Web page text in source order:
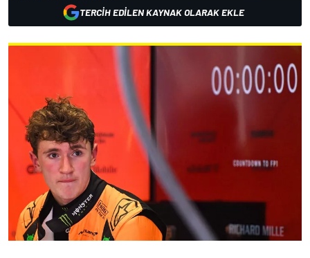
TERCIH EDILEN KAYNAK OLARAK EKLE